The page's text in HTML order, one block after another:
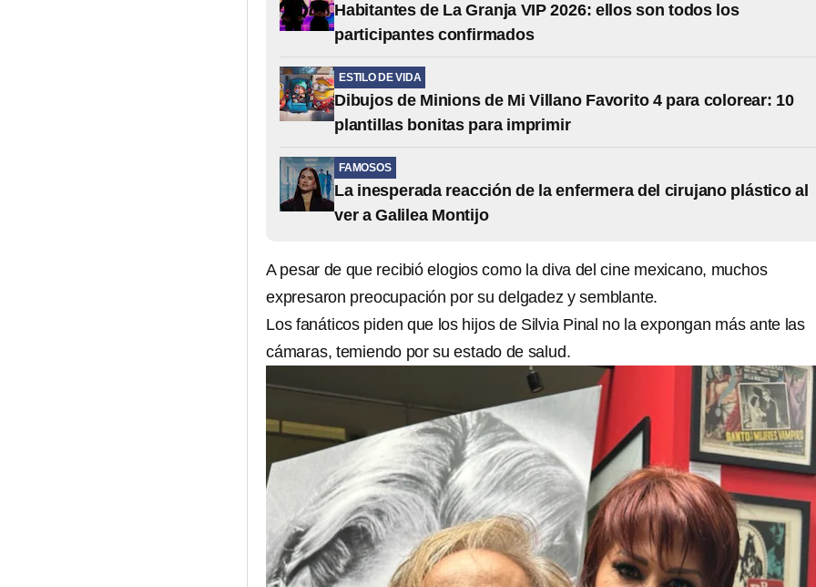
Habitantes de La Granja VIP 2026: ellos son todos los
participantes confirmados
ESTILO DE VIDA
Dibujos de Minions de Mi Villano Favorito 4 para colorear: 10
plantillas bonitas para imprimir
FAMOSOS
La inesperada reacción de la enfermera del cirujano plástico al
ver a Galilea Montijo
A pesar de que recibió elogios como la diva del cine mexicano, muchos
expresaron preocupación por su delgadez y semblante.
Los fanáticos piden que los hijos de Silvia Pinal no la expongan más ante las
cámaras, temiendo por su estado de salud.